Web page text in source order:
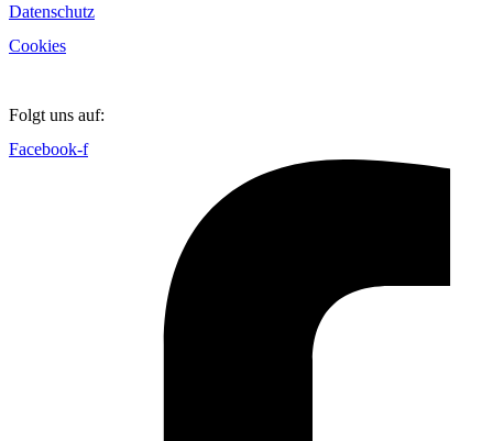
Datenschutz
Cookies
Folgt uns auf:
Facebook-f